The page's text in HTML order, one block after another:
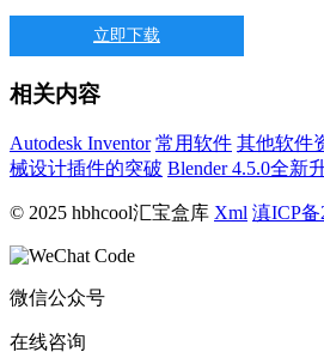
立即下载
相关内容
Autodesk Inventor 常用软件 其他软件
械设计插件的突破 Blender 4.5.0全新
© 2025 hbhcool汇宝盒库 Xml 滇ICP备
微信公众号
在线咨询